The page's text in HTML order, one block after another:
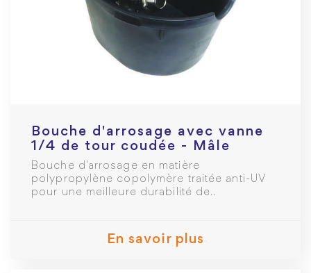
Bouche d'arrosage avec vanne
1/4 de tour coudée - Mâle
Femelle 3/4
Bouche d'arrosage en matière
polypropylène copolymère traitée anti-UV
pour une meilleure durabilité de..
En savoir plus